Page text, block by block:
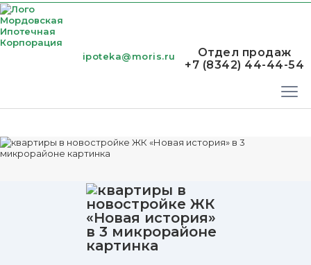
ipoteka@moris.ru
Отдел продаж
+7 (8342) 44-44-54